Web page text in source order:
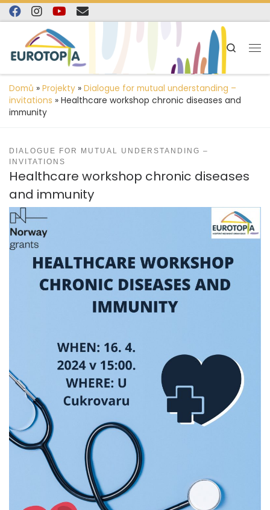
content
Skip to content
Search
Domů » Projekty » Dialogue for mutual understanding –
invitations » Healthcare workshop chronic diseases and
immunity
DIALOGUE FOR MUTUAL UNDERSTANDING –
INVITATIONS
Healthcare workshop chronic diseases
and immunity